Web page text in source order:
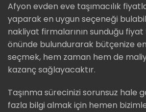
Afyon evden eve taşımacılık
yaparak en uygun seçeneği
nakliyat firmalarının sunduğu
önünde bulundurarak bütçenize
seçmek, hem zaman hem de
kazanç sağlayacaktır.
Taşınma sürecinizi sorunsuz hale
fazla bilgi almak için hemen